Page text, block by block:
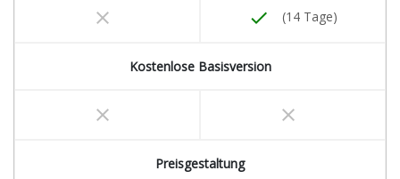
clear done (14 Tage)
Kostenlose Basisversion
clear clear
Preisgestaltung